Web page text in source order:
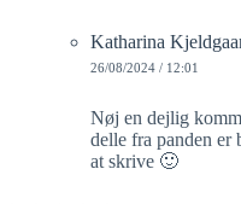
Katharina
26/08/2024 / 12:01
Nøj en dejlig
delle fra panden er
at skrive 🙂